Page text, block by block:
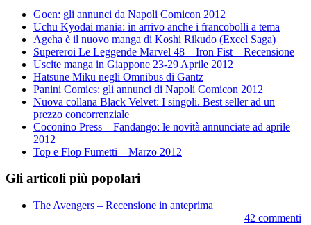
Goen: gli annunci da Napoli Comicon 2012
Uchu Kyodai mania: in arrivo anche i francobolli a tema
Ageha è il nuovo manga di Koshi Rikudo (Excel Saga)
Supereroi Le Leggende Marvel 48 – Iron Fist – Recensione
Uscite manga in Giappone 23-29 Aprile 2012
Hatsune Miku negli Omnibus di Gantz
Panini Comics: gli annunci di Napoli Comicon 2012
Nuova collana Black Velvet: I singoli. Best seller ad un
prezzo concorrenziale
Coconino Press – Fandango: le novità annunciate ad aprile
2012
Top e Flop Fumetti – Marzo 2012
Gli articoli più popolari
The Avengers – Recensione in anteprima
42 commenti